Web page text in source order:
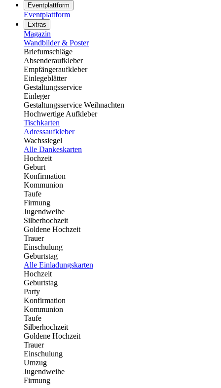
Eventplattform
Eventplattform
Extras
Magazin
Wandbilder & Poster
Briefumschläge
Absenderaufkleber
Empfängeraufkleber
Einlegeblätter
Gestaltungsservice
Einleger
Gestaltungsservice Weihnachten
Hochwertige Aufkleber
Tischkarten
Adressaufkleber
Wachssiegel
Alle Dankeskarten
Hochzeit
Geburt
Konfirmation
Kommunion
Taufe
Firmung
Jugendweihe
Silberhochzeit
Goldene Hochzeit
Trauer
Einschulung
Geburtstag
Alle Einladungskarten
Hochzeit
Geburtstag
Party
Konfirmation
Kommunion
Taufe
Silberhochzeit
Goldene Hochzeit
Trauer
Einschulung
Umzug
Jugendweihe
Firmung